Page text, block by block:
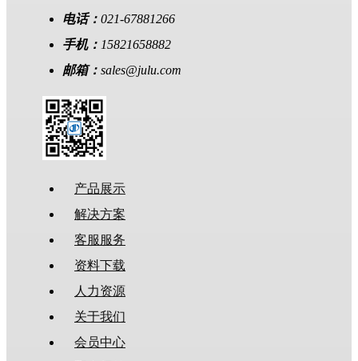
电话： 021-67881266
手机： 15821658882
邮箱： sales@julu.com
产品展示
解决方案
客服服务
资料下载
人力资源
关于我们
会员中心